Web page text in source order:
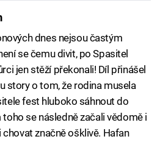
dnes nejsou častým
se čemu divit, po Spasitel
jen stěží překonali! Díl přinášel
story o tom, že rodina musela
fest hluboko sáhnout do
se následně začali vědomě i
značně ošklivě. Hafan